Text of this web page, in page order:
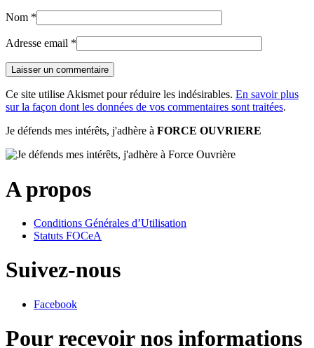
Nom *
Adresse email *
Ce site utilise Akismet pour réduire les indésirables. En savoir plus
sur la façon dont les données de vos commentaires sont traitées.
Je défends mes intérêts, j'adhère à FORCE OUVRIERE
A propos
Conditions Générales d’Utilisation
Statuts FOCeA
Suivez-nous
Facebook
Pour recevoir nos informations